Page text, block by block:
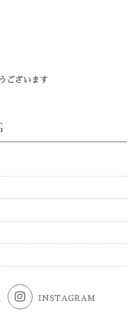
ございます
INSTAGRAM